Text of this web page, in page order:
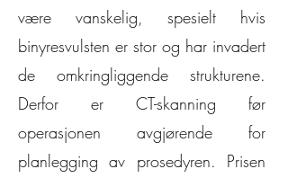
være vanskelig, spesielt hvis
binyresvulsten er stor og har invadert
de omkringliggende strukturene.
Derfor er CT-skanning før
operasjonen avgjørende for
planlegging av prosedyren. Prisen